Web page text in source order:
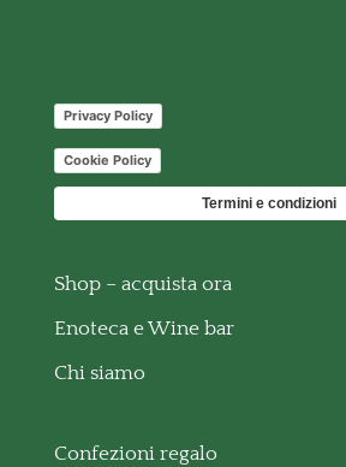
Privacy Policy
Cookie Policy
Termini e condizioni
Shop – acquista ora
Enoteca e Wine bar
Chi siamo
Confezioni regalo